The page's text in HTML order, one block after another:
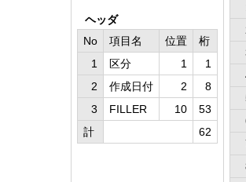
ヘッダ
No
項目名 位置
桁
1
区分 1
1
2
作成日付 2
8
3
FILLER 10
53
計
62